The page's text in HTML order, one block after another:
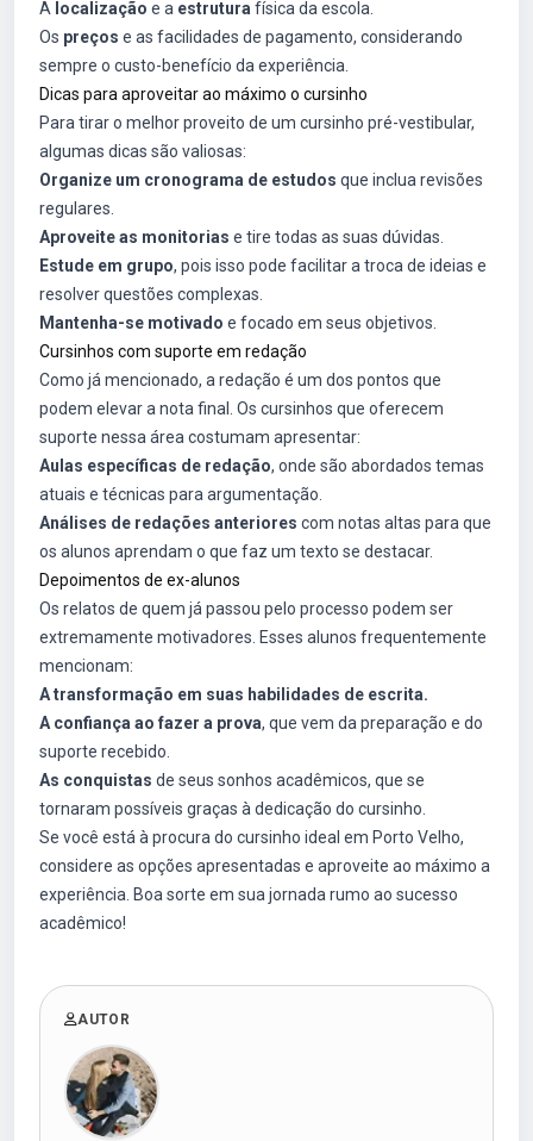
A localização e a estrutura física da escola.
Os preços e as facilidades de pagamento, considerando
sempre o custo-benefício da experiência.
Dicas para aproveitar ao máximo o cursinho
Para tirar o melhor proveito de um cursinho pré-vestibular,
algumas dicas são valiosas:
Organize um cronograma de estudos que inclua revisões
regulares.
Aproveite as monitorias e tire todas as suas dúvidas.
Estude em grupo, pois isso pode facilitar a troca de ideias e
resolver questões complexas.
Mantenha-se motivado e focado em seus objetivos.
Cursinhos com suporte em redação
Como já mencionado, a redação é um dos pontos que
podem elevar a nota final. Os cursinhos que oferecem
suporte nessa área costumam apresentar:
Aulas específicas de redação, onde são abordados temas
atuais e técnicas para argumentação.
Análises de redações anteriores com notas altas para que
os alunos aprendam o que faz um texto se destacar.
Depoimentos de ex-alunos
Os relatos de quem já passou pelo processo podem ser
extremamente motivadores. Esses alunos frequentemente
mencionam:
A transformação em suas habilidades de escrita.
A confiança ao fazer a prova, que vem da preparação e do
suporte recebido.
As conquistas de seus sonhos acadêmicos, que se
tornaram possíveis graças à dedicação do cursinho.
Se você está à procura do cursinho ideal em Porto Velho,
considere as opções apresentadas e aproveite ao máximo a
experiência. Boa sorte em sua jornada rumo ao sucesso
acadêmico!
AUTOR